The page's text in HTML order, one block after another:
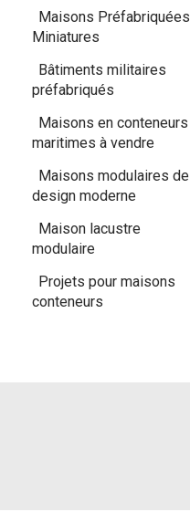
Maisons Préfabriquées
Miniatures
Bâtiments militaires
préfabriqués
Maisons en conteneurs
maritimes à vendre
Maisons modulaires de
design moderne
Maison lacustre
modulaire
Projets pour maisons
conteneurs